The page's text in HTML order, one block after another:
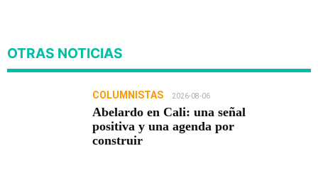
OTRAS NOTICIAS
COLUMNISTAS 2026-08-06
Abelardo en Cali: una señal
positiva y una agenda por
construir